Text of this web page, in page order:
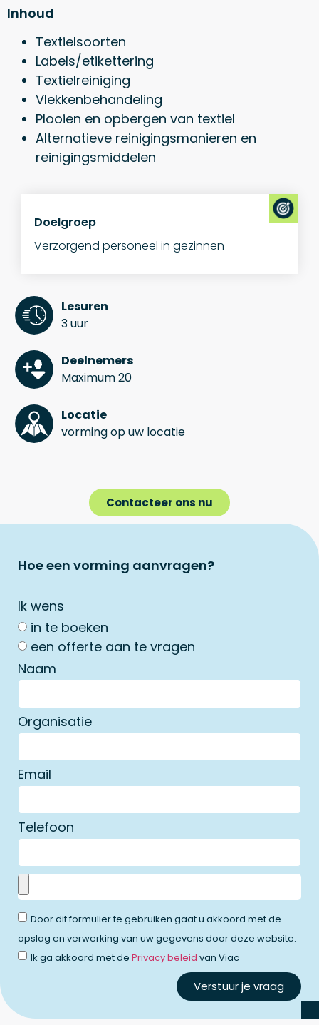
Inhoud
Textielsoorten
Labels/etikettering
Textielreiniging
Vlekkenbehandeling
Plooien en opbergen van textiel
Alternatieve reinigingsmanieren en
reinigingsmiddelen
Doelgroep
Verzorgend personeel in gezinnen
Lesuren
3 uur
Deelnemers
Maximum 20
Locatie
vorming op uw locatie
Contacteer ons nu
Hoe een vorming aanvragen?
Ik wens
in te boeken
een offerte aan te vragen
Naam
Organisatie
Email
Telefoon
Door dit formulier te gebruiken gaat u akkoord met de
opslag en verwerking van uw gegevens door deze website.
Ik ga akkoord met de Privacy beleid van Viac
Verstuur je vraag